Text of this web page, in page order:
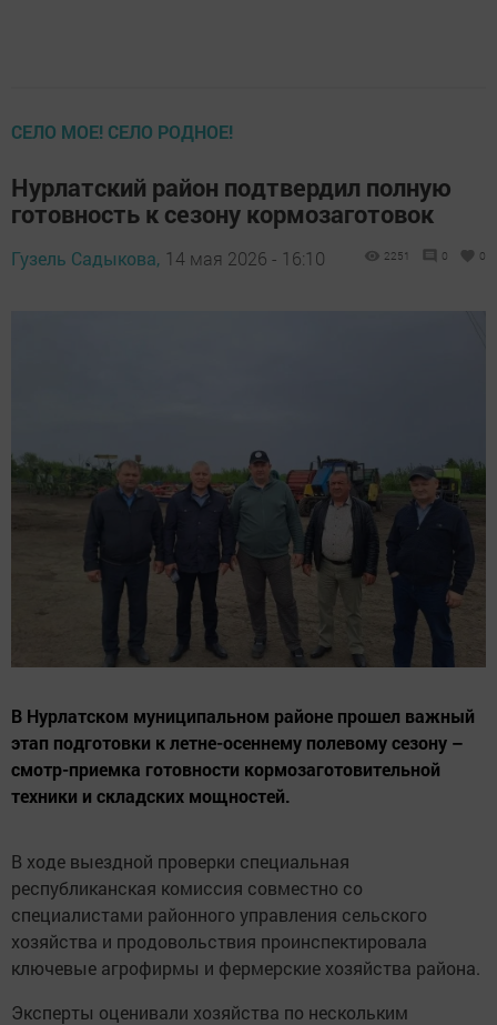
СЕЛО МОЕ! СЕЛО РОДНОЕ!
Нурлатский район подтвердил полную
готовность к сезону кормозаготовок
Гузель Садыкова, 14 мая 2026 - 16:10 2251 0 0
В Нурлатском муниципальном районе прошел важный
этап подготовки к летне-осеннему полевому сезону –
смотр-приемка готовности кормозаготовительной
техники и складских мощностей.
В ходе выездной проверки специальная
республиканская комиссия совместно со
специалистами районного управления сельского
хозяйства и продовольствия проинспектировала
ключевые агрофирмы и фермерские хозяйства района.
Эксперты оценивали хозяйства по нескольким